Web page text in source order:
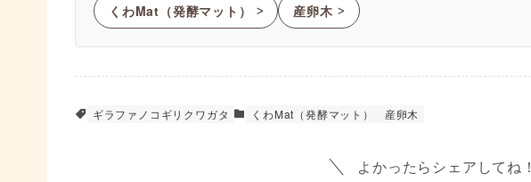
くわMat（発酵マット） ᐳ 産卵木 ᐳ
ギラファノコギリクワガタ くわMat（発酵マット） 産卵木
よかったらシェアしてね！